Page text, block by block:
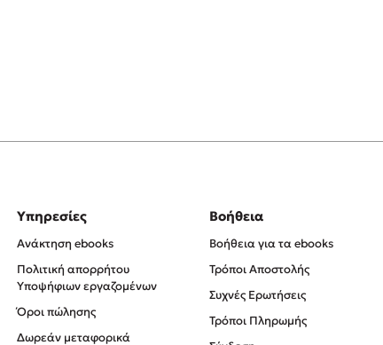
Υπηρεσίες
Ανάκτηση ebooks
Πολιτική απορρήτου
Υποψήφιων εργαζομένων
Όροι πώλησης
Δωρεάν μεταφορικά
Βοήθεια
Βοήθεια για τα ebooks
Τρόποι Αποστολής
Συχνές Ερωτήσεις
Τρόποι Πληρωμής